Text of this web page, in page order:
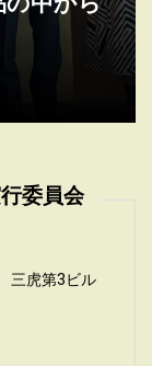
賞 受賞
委員会
三虎第3ビル